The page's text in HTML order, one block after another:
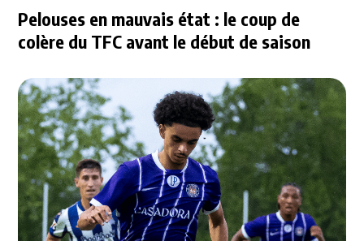
Pelouses en mauvais état : le coup de
colère du TFC avant le début de saison